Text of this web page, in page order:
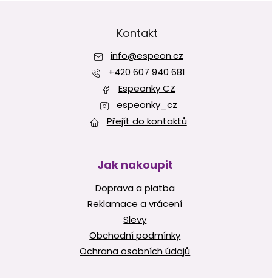
Kontakt
info@espeon.cz
+420 607 940 681
Espeonky CZ
espeonky_cz
Přejít do kontaktů
Jak nakoupit
Doprava a platba
Reklamace a vrácení
Slevy
Obchodní podmínky
Ochrana osobních údajů